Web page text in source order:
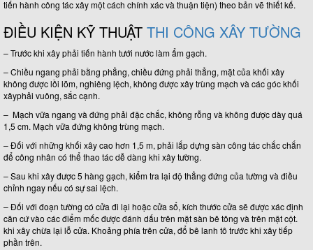
tiến hành công tác xây một cách chính xác và thuận tiện) theo bản vẽ thiết kế.
ĐIỀU KIỆN KỸ THUẬT THI CÔNG XÂY TƯỜNG
– Trước khi xây phải tiến hành tưới nước làm ẩm gạch.
– Chiều ngang phải bằng phẳng, chiều đứng phải thẳng, mặt của khối xây
không được lồi lõm, nghiêng lệch, không được xây trùng mạch và các góc khối
xâyphải vuông, sắc cạnh.
– Mạch vữa ngang và đứng phải đặc chắc, không rỗng và không được dày quá
1,5 cm. Mạch vữa đứng không trùng mạch.
– Đối với những khối xây cao hơn 1,5 m, phải lắp dựng sàn công tác chắc chắn
để công nhân có thể thao tác dễ dàng khi xây tường.
– Sau khi xây được 5 hàng gạch, kiểm tra lại độ thẳng đứng của tường và điều
chỉnh ngay nếu có sự sai lệch.
– Đối với đoạn tường có cửa đi lại hoặc cửa sổ, kích thước cửa sẽ được xác định
căn cứ vào các điểm mốc được đánh dấu trên mặt sàn bê tông và trên mặt cột.
khi xây chừa lại lỗ cửa. Khoảng phía trên cửa, đổ bê lanh tô trước khi xây tiếp
phần trên.